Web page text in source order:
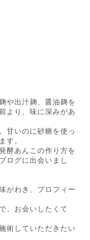
や出汁麹、醤油麹を
より、味に深みがあ
甘いのに砂糖を使っ
す。
酵あんこの作り方を
ログに出会いまし
がわき、プロフィー
、お会いしたくて
術していただきたい